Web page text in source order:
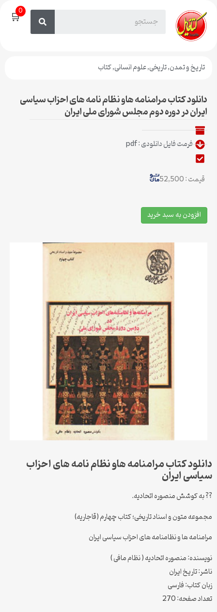
🛒0
تاریخ و تمدن,تاریخی,علوم انسانی,کتاب
دانلود کتاب مرامنامه هاو نظام نامه های احزاب سیاسی
ایران در دوره دوم مجلس شورای ملی ایران
فرمت فایل دانلودی : pdf
قیمت : 52,500
افزودن به سبد خرید
دانلود کتاب مرامنامه هاو نظام نامه های احزاب
سیاسی ایران
?? به کوشش منصوره اتحادیه.
مجموعه متون و اسناد تاریخی؛ کتاب چهارم (قاجاریه)
مرامنامه ها و نظامنامه های احزاب سیاسی ایران
نویسنده: منصوره اتحادیه ( نظام مافی )
ناشر: تاریخ ایران
زبان کتاب: فارسی
تعداد صفحه: 270